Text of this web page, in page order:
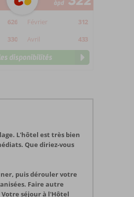
àpd
626 Février
312
330 Avril 433
disponibilités
L'hôtel est très bien
Que diriez-vous
puis dérouler votre
Faire autre
séjour à l'Hôtel